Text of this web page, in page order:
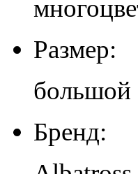
Размер:
большой
Бренд: